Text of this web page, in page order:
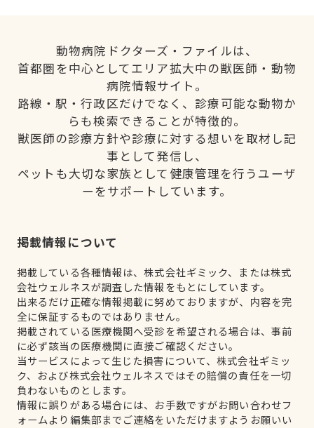
動物病院ドクターズ・ファイルは、
首都圏を中心としてエリア拡大中の獣医師・動物
病院情報サイト。
路線・駅・行政区だけでなく、診療可能な動物か
らも検索できることが特徴的。
獣医師の診療方針や診療に対する想いを取材し記
事として発信し、
ペットも大切な家族として健康管理を行うユーザ
ーをサポートしています。
掲載情報について
掲載している各種情報は、株式会社ギミック、または株式
会社ウェルネスが調査した情報をもとにしています。
出来るだけ正確な情報掲載に努めておりますが、内容を完
全に保証するものではありません。
掲載されている医療機関へ受診を希望される場合は、事前
に必ず該当の医療機関に直接ご確認ください。
当サービスによって生じた損害について、株式会社ギミッ
ク、および株式会社ウェルネスではその賠償の責任を一切
負わないものとします。
情報に誤りがある場合には、お手数ですがお問い合わせフ
ォームより編集部までご連絡をいただけますようお願いい